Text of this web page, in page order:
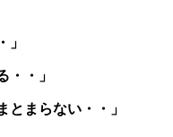
」
・・」
とまらない・・」